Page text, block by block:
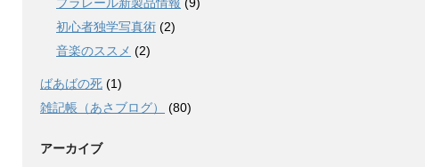
初心者独学写真術 (2)
音楽のススメ (2)
ばあばの死 (1)
雑記帳（あさブログ）
(80)
アーカイブ